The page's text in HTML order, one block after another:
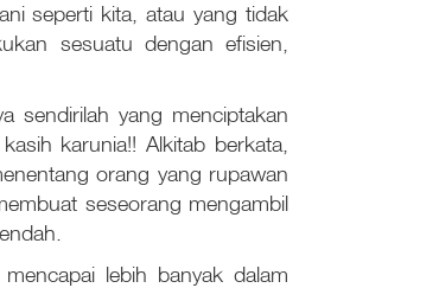
seperti kita, atau yang tidak
sesuatu dengan efisien,
sendirilah yang menciptakan
karunia!! Alkitab berkata,
orang yang rupawan
seseorang mengambil
lebih banyak dalam